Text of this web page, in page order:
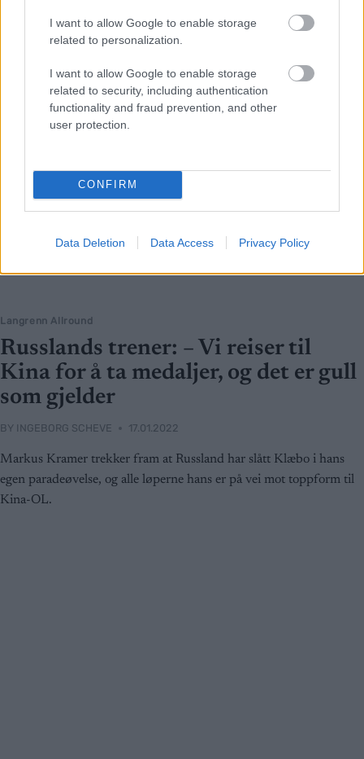
I want to allow Google to enable storage
related to personalization.
I want to allow Google to enable storage
related to security, including authentication
functionality and fraud prevention, and other
user protection.
CONFIRM
Data Deletion Data Access Privacy Policy
Langrenn Allround
Russlands trener: – Vi reiser til
Kina for å ta medaljer, og det er gull
som gjelder
BY INGEBORG SCHEVE 17.01.2022
Markus Kramer trekker fram at Russland har slått Klæbo i hans
egen paradeøvelse, og alle løperne hans er på vei mot toppform til
Kina-OL.